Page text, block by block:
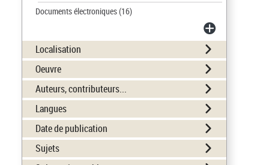
Documents électroniques(16)
Localisation
Oeuvre
Auteurs, contributeurs...
Langues
Date de publication
Sujets